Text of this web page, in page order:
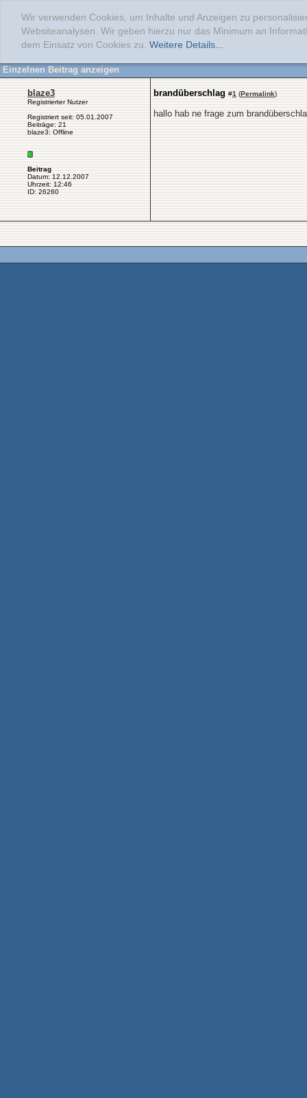
Wir verwenden Cookies, um Inhalte und Anzeigen zu
Websiteanalysen. Wir geben hierzu nur das Minimum an
dem Einsatz von Cookies zu. Weitere Details...
Einzelnen Beitrag anzeigen
blaze3
Registrierter Nutzer
Registriert seit: 05.01.2007
Beiträge: 21
blaze3: Offline
Beitrag
Datum: 12.12.2007
Uhrzeit: 12:46
ID: 26260
brandüberschlag #1 (Permalink)
hallo hab ne frage zum